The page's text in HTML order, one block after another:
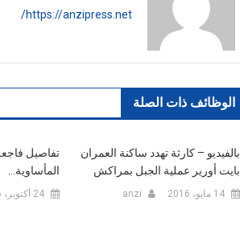
https://anzipress.net/
الوظائف ذات الصلة
بالفيديو – كارثة تهدد ساكنة العمران
بايت أورير عملية الجبل بمراكش
14 مايو، 2016 anzi
تفاصيل
المأساوية…
24 أكتوبر، 2016